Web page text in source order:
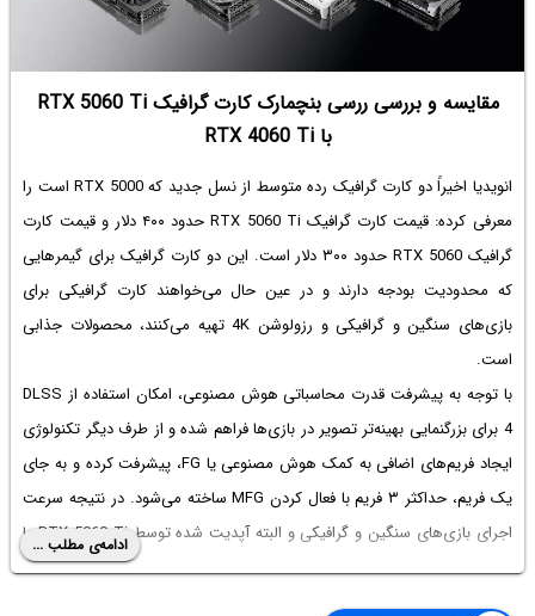
مقایسه و بررسی ررسی بنچمارک کارت گرافیک RTX 5060 Ti
با RTX 4060 Ti
انویدیا اخیراً دو کارت گرافیک رده متوسط از نسل جدید که RTX 5000 است را
معرفی کرده: قیمت کارت گرافیک RTX 5060 Ti حدود ۴۰۰ دلار و قیمت کارت
گرافیک RTX 5060 حدود ۳۰۰ دلار است. این دو کارت گرافیک برای گیمرهایی
که محدودیت بودجه دارند و در عین حال می‌خواهند کارت گرافیکی برای
بازی‌های سنگین و گرافیکی و رزولوشن 4K تهیه می‌کنند، محصولات جذابی
است.
با توجه به پیشرفت قدرت محاسباتی هوش مصنوعی، امکان استفاده از DLSS
4 برای بزرگنمایی بهینه‌تر تصویر در بازی‌ها فراهم شده و از طرف دیگر تکنولوژی
ایجاد فریم‌های اضافی به کمک هوش مصنوعی یا FG، پیشرفت کرده و به جای
یک فریم، حداکثر ۳ فریم با فعال کردن MFG ساخته می‌شود. در نتیجه سرعت
اجرای بازی‌های سنگین و گرافیکی و البته آپدیت شده توسط RTX 5060 Ti یا
RTX 5060، حتی بیش از ۲ برابر سرعت اجرای بازی‌ها به کمک RTX 4060 Ti و
RTX 4060‌ است.
ادامه‌ی مطلب ...